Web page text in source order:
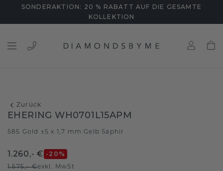
SONDERAKTION: 20 % RABATT AUF DIE GESAMTE
KOLLEKTION
Zurück
EHERING WH0701L15APM
585 Gold ±5 x 1,7 mm /Gelb Saphir
1.260,- € -20 %
1.575,- €exkl. MwSt